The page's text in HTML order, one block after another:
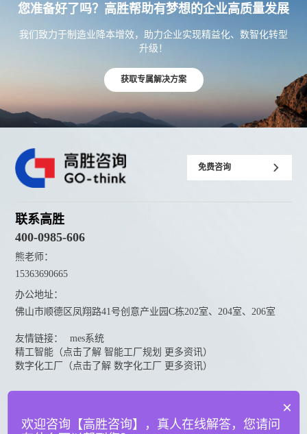
您准备好了吗？高胜帮助有梦想的企业高质量发展
我们致力于制造业降本增效，助力企业实现精益化、数智化转型
升级！
获取专属解决方案
免费咨询
联系高胜
400-0985-606
熊老师：
15363690665
办公地址：
佛山市顺德区凤翔路41号创意产业园C栋202室、204室、206室
友情链接：
mes系统
精工智能（点击了解 智能工厂规划 更多资讯）
数字化工厂（点击了解 数字化工厂 更多资讯）
×
欢迎咨询【高胜咨询】，真人在线解答，您请问